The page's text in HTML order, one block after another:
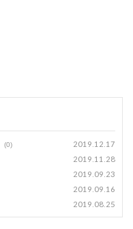
(0) 2019.12.17
2019.11.28
2019.09.23
2019.09.16
2019.08.25